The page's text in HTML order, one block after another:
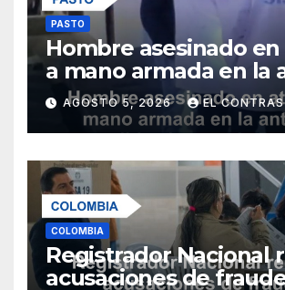
PASTO
Hombre asesinado
a mano armada en la
salida al norte de
AGOSTO 5, 2026 EL
COLOMBIA
Registrador Nacional
acusaciones de